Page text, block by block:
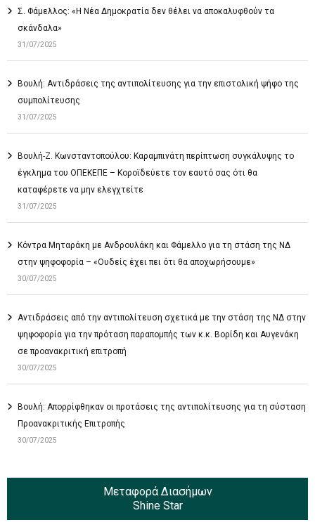
Σ. Φάμελλος: «Η Νέα Δημοκρατία δεν θέλει να αποκαλυφθούν τα
σκάνδαλα»
31/07/2025
Βουλή: Αντιδράσεις της αντιπολίτευσης για την επιστολική ψήφο της
συμπολίτευσης
31/07/2025
Βουλή-Ζ. Κωνσταντοπούλου: Καραμπινάτη περίπτωση συγκάλυψης το
έγκλημα του ΟΠΕΚΕΠΕ – Κοροϊδεύετε τον εαυτό σας ότι θα
καταφέρετε να μην ελεγχτείτε
31/07/2025
Κόντρα Μηταράκη με Ανδρουλάκη και Φάμελλο για τη στάση της ΝΔ
στην ψηφοφορία – «Ουδείς έχει πει ότι θα αποχωρήσουμε»
30/07/2025
Αντιδράσεις από την αντιπολίτευση σχετικά με την στάση της ΝΔ στην
ψηφοφορία για την πρόταση παραπομπής των κ.κ. Βορίδη και Αυγενάκη
σε προανακριτική επιτροπή
30/07/2025
Βουλή: Απορρίφθηκαν οι προτάσεις της αντιπολίτευσης για τη σύσταση
Προανακριτικής Επιτροπής
30/07/2025
Μεταφορά Διασήμων
Shine Star